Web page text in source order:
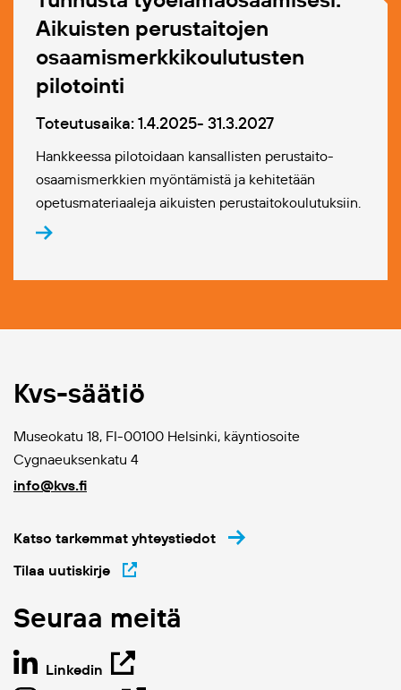
Aikuisten perustaitojen
osaamismerkkikoulutus­ten
pilotointi
Toteutusaika: 1.4.2025- 31.3.2027
Hankkeessa pilotoidaan kansallisten perustaito-
osaamismerkkien myöntämistä ja kehitetään
opetusmateriaaleja aikuisten perustaitokoulutuksiin.
Kvs-säätiö
Museokatu 18, FI-00100 Helsinki, käyntiosoite
Cygnaeuksenkatu 4
info@kvs.fi
Katso tarkemmat yhteystiedot
Tilaa uutiskirje
Seuraa meitä
Linkedin